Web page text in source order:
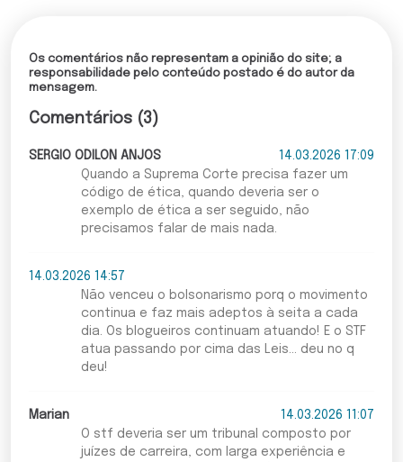
Os comentários não representam a opinião do site; a
responsabilidade pelo conteúdo postado é do autor da
mensagem.
Comentários (3)
SERGIO ODILON ANJOS
14.03.2026 17:09
Quando a Suprema Corte precisa fazer um
código de ética, quando deveria ser o
exemplo de ética a ser seguido, não
precisamos falar de mais nada.
14.03.2026 14:57
Não venceu o bolsonarismo porq o movimento
continua e faz mais adeptos à seita a cada
dia. Os blogueiros continuam atuando! E o STF
atua passando por cima das Leis... deu no q
deu!
Marian
14.03.2026 11:07
O stf deveria ser um tribunal composto por
juízes de carreira, com larga experiência e